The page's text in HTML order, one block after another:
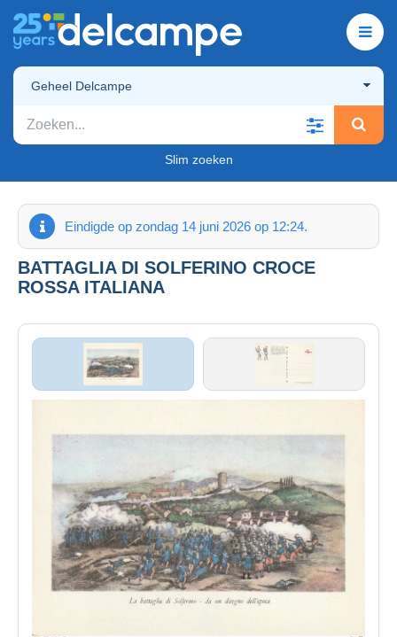
Geheel Delcampe
Slim zoeken
Eindigde op zondag 14 juni 2026 op 12:24.
BATTAGLIA DI SOLFERINO CROCE
ROSSA ITALIANA